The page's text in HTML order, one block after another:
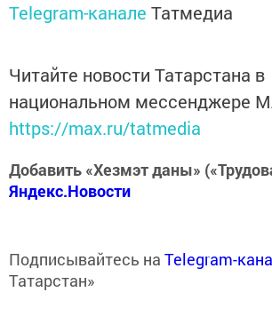
Telegram-канале Татмедиа
Читайте новости Татарстана в
национальном мессенджере
https://max.ru/tatmedia
Добавить «Хезмэт даны»
Яндекс.Новости
Подписывайтесь на Telegram-
Татарстан»